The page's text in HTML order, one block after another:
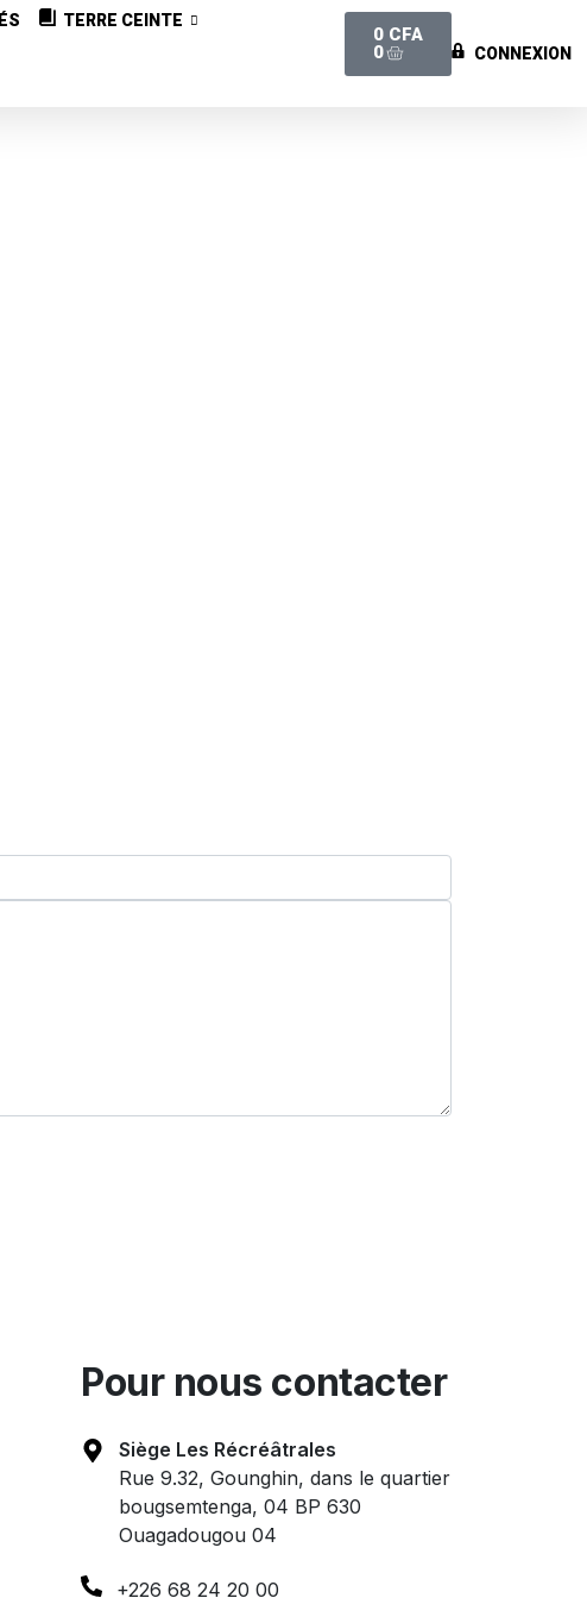
TERRE CEINTE
0 CFA
0
CONNEXION
Pour nous contacter
Siège Les Récréâtrales
Rue 9.32, Gounghin, dans le quartier
bougsemtenga, 04 BP 630
Ouagadougou 04
+226 68 24 20 00